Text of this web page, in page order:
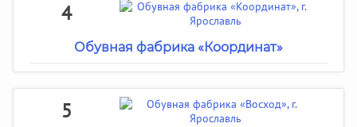
4
Обувная фабрика «Координат»
5